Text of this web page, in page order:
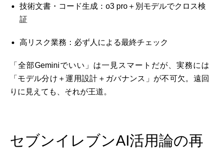
技術文書・コード生成：o3 pro＋別モデルでクロス検
証
高リスク業務：必ず人による最終チェック
「全部Geminiでいい」は一見スマートだが、実務には
「モデル分け＋運用設計＋ガバナンス」が不可欠。遠回
りに見えても、それが王道。
セブンイレブンAI活用論の再